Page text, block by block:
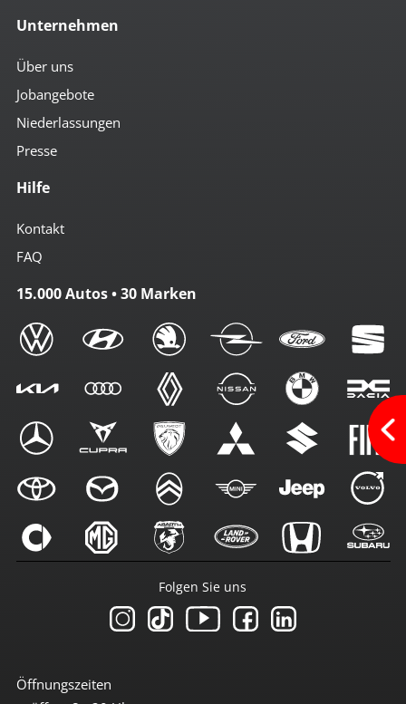
Unternehmen
Über uns
Jobangebote
Niederlassungen
Presse
Hilfe
Kontakt
FAQ
15.000 Autos • 30 Marken
Öffnungszeiten
Folgen Sie uns